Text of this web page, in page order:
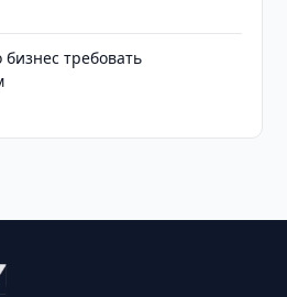
требовать